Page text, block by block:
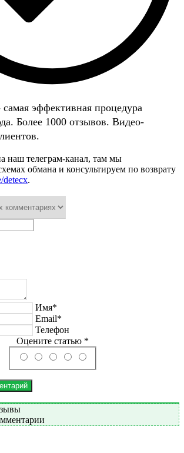
эффективная процедура
Более 1000 отзывов. Видео-
наш телеграм-канал, там мы
обмана и консультируем по возврату
detecx.
Имя*
Email*
Телефон
Оцените статью *